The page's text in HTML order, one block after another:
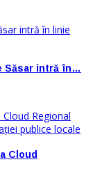
Săsar intră în…
Cloud